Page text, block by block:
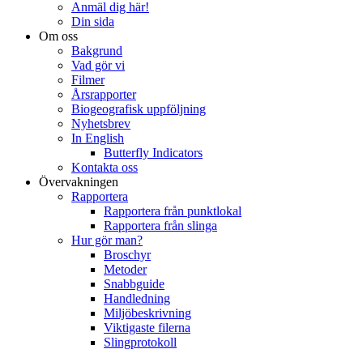
Anmäl dig här!
Din sida
Om oss
Bakgrund
Vad gör vi
Filmer
Årsrapporter
Biogeografisk uppföljning
Nyhetsbrev
In English
Butterfly Indicators
Kontakta oss
Övervakningen
Rapportera
Rapportera från punktlokal
Rapportera från slinga
Hur gör man?
Broschyr
Metoder
Snabbguide
Handledning
Miljöbeskrivning
Viktigaste filerna
Slingprotokoll